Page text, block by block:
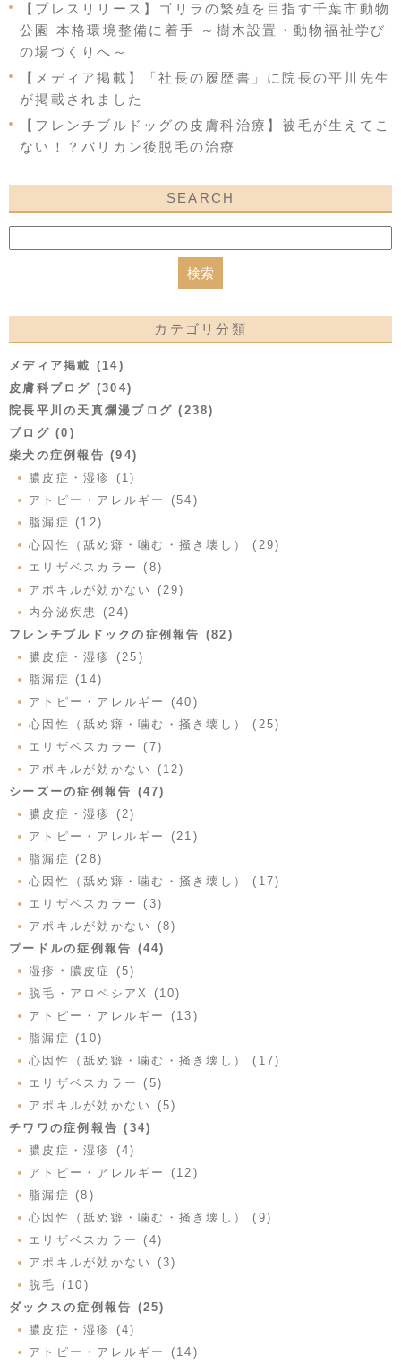
【プレスリリース】ゴリラの繁殖を目指す千葉市動物
公園 本格環境整備に着手 ～樹木設置・動物福祉学び
の場づくりへ～
【メディア掲載】「社長の履歴書」に院長の平川先生
が掲載されました
【フレンチブルドッグの皮膚科治療】被毛が生えてこ
ない！？バリカン後脱毛の治療
SEARCH
カテゴリ分類
メディア掲載 (14)
皮膚科ブログ (304)
院長平川の天真爛漫ブログ (238)
ブログ (0)
柴犬の症例報告 (94)
膿皮症・湿疹 (1)
アトピー・アレルギー (54)
脂漏症 (12)
心因性（舐め癖・噛む・掻き壊し） (29)
エリザベスカラー (8)
アポキルが効かない (29)
内分泌疾患 (24)
フレンチブルドックの症例報告 (82)
膿皮症・湿疹 (25)
脂漏症 (14)
アトピー・アレルギー (40)
心因性（舐め癖・噛む・掻き壊し） (25)
エリザベスカラー (7)
アポキルが効かない (12)
シーズーの症例報告 (47)
膿皮症・湿疹 (2)
アトピー・アレルギー (21)
脂漏症 (28)
心因性（舐め癖・噛む・掻き壊し） (17)
エリザベスカラー (3)
アポキルが効かない (8)
プードルの症例報告 (44)
湿疹・膿皮症 (5)
脱毛・アロペシアX (10)
アトピー・アレルギー (13)
脂漏症 (10)
心因性（舐め癖・噛む・掻き壊し） (17)
エリザベスカラー (5)
アポキルが効かない (5)
チワワの症例報告 (34)
膿皮症・湿疹 (4)
アトピー・アレルギー (12)
脂漏症 (8)
心因性（舐め癖・噛む・掻き壊し） (9)
エリザベスカラー (4)
アポキルが効かない (3)
脱毛 (10)
ダックスの症例報告 (25)
膿皮症・湿疹 (4)
アトピー・アレルギー (14)